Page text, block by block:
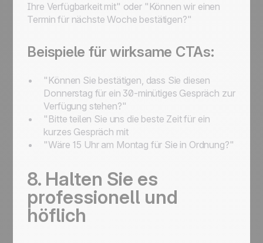
Ihre Verfügbarkeit mit" oder "Können wir einen
Termin für nächste Woche bestätigen?"
Beispiele für wirksame CTAs:
"Können Sie bestätigen, dass Sie diesen
Donnerstag für ein 30-minütiges Gespräch zur
Verfügung stehen?"
"Bitte teilen Sie uns die beste Zeit für ein
kurzes Gespräch mit
"Wäre 15 Uhr am Montag für Sie in Ordnung?"
8. Halten Sie es
professionell und
höflich